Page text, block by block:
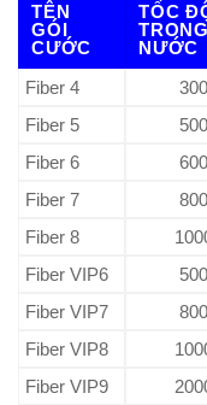
TÊN
GÓI
CƯỚC
TỐC
TRONG
NƯỚC
Fiber 4
Fiber 5
Fiber 6
Fiber 7
Fiber 8
Fiber VIP6
Fiber VIP7
Fiber VIP8
Fiber VIP9